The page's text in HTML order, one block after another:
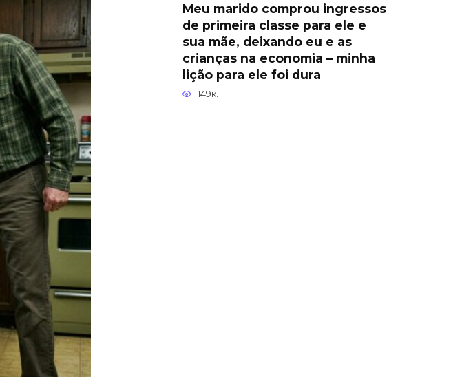
Meu marido comprou ingressos
de primeira classe para ele e
sua mãe, deixando eu e as
crianças na economia – minha
lição para ele foi dura
149к.